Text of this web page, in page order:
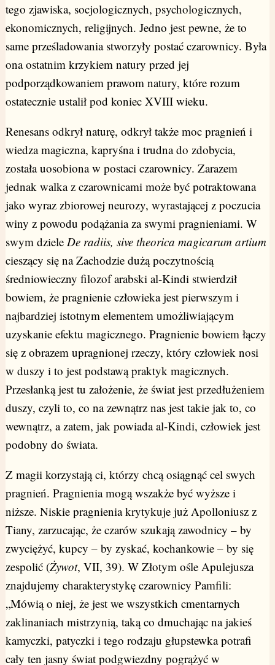
tego zjawiska, socjologicznych, psychologicznych,
ekonomicznych, religijnych. Jedno jest pewne, że to
same prześladowania stworzyły postać czarownicy. Była
ona ostatnim krzykiem natury przed jej
podporządkowaniem prawom natury, które rozum
ostatecznie ustalił pod koniec XVIII wieku.
Renesans odkrył naturę, odkrył także moc pragnień i
wiedza magiczna, kapryśna i trudna do zdobycia,
została uosobiona w postaci czarownicy. Zarazem
jednak walka z czarownicami może być potraktowana
jako wyraz zbiorowej neurozy, wyrastającej z poczucia
winy z powodu podążania za swymi pragnieniami. W
swym dziele De radiis, sive theorica magicarum artium
cieszący się na Zachodzie dużą poczytnością
średniowieczny filozof arabski al-Kindi stwierdził
bowiem, że pragnienie człowieka jest pierwszym i
najbardziej istotnym elementem umożliwiającym
uzyskanie efektu magicznego. Pragnienie bowiem łączy
się z obrazem upragnionej rzeczy, który człowiek nosi
w duszy i to jest podstawą praktyk magicznych.
Przesłanką jest tu założenie, że świat jest przedłużeniem
duszy, czyli to, co na zewnątrz nas jest takie jak to, co
wewnątrz, a zatem, jak powiada al-Kindi, człowiek jest
podobny do świata.
Z magii korzystają ci, którzy chcą osiągnąć cel swych
pragnień. Pragnienia mogą wszakże być wyższe i
niższe. Niskie pragnienia krytykuje już Apolloniusz z
Tiany, zarzucając, że czarów szukają zawodnicy – by
zwyciężyć, kupcy – by zyskać, kochankowie – by się
zespolić (Żywot, VII, 39). W Złotym ośle Apulejusza
znajdujemy charakterystykę czarownicy Pamfili:
„Mówią o niej, że jest we wszystkich cmentarnych
zaklinaniach mistrzynią, taką co dmuchając na jakieś
kamyczki, patyczki i tego rodzaju głupstewka potrafi
cały ten jasny świat podgwiezdny pogrążyć w